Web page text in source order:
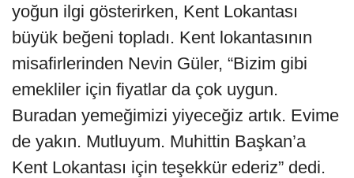
yoğun ilgi gösterirken, Kent Lokantası
büyük beğeni topladı. Kent lokantasının
misafirlerinden Nevin Güler, “Bizim gibi
emekliler için fiyatlar da çok uygun.
Buradan yemeğimizi yiyeceğiz artık. Evime
de yakın. Mutluyum. Muhittin Başkan’a
Kent Lokantası için teşekkür ederiz” dedi.